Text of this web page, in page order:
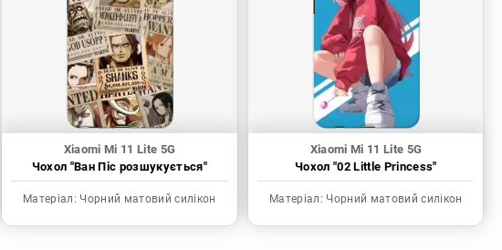
Xiaomi Mi 11 Lite 5G
Чохол "Ван Піс розшукується"
Матеріал: Чорний матовий силікон
Xiaomi Mi 11 Lite 5G
Чохол "02 Little Princess"
Матеріал: Чорний матовий силікон